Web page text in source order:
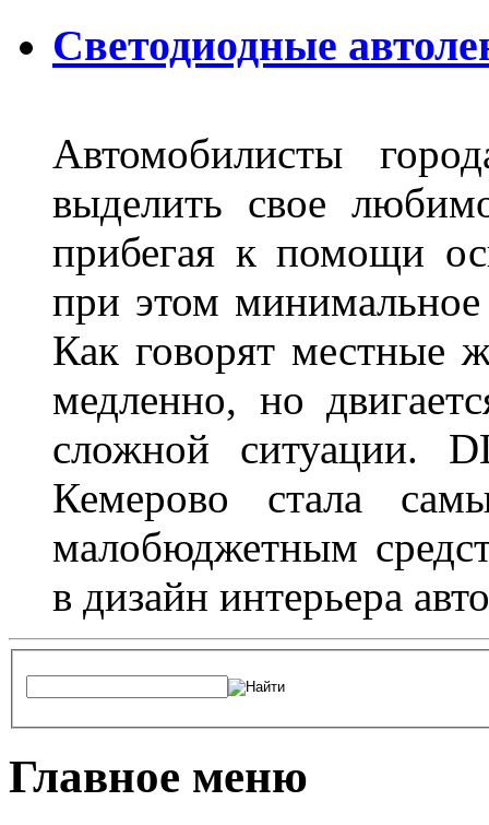
Светодиодные
Автомобилисты
выделить свое
прибегая к помощи
при этом минимальное
Как говорят местные
медленно, но
сложной ситуации.
Кемерово стала
малобюджетным
в дизайн интерьера
Главное меню